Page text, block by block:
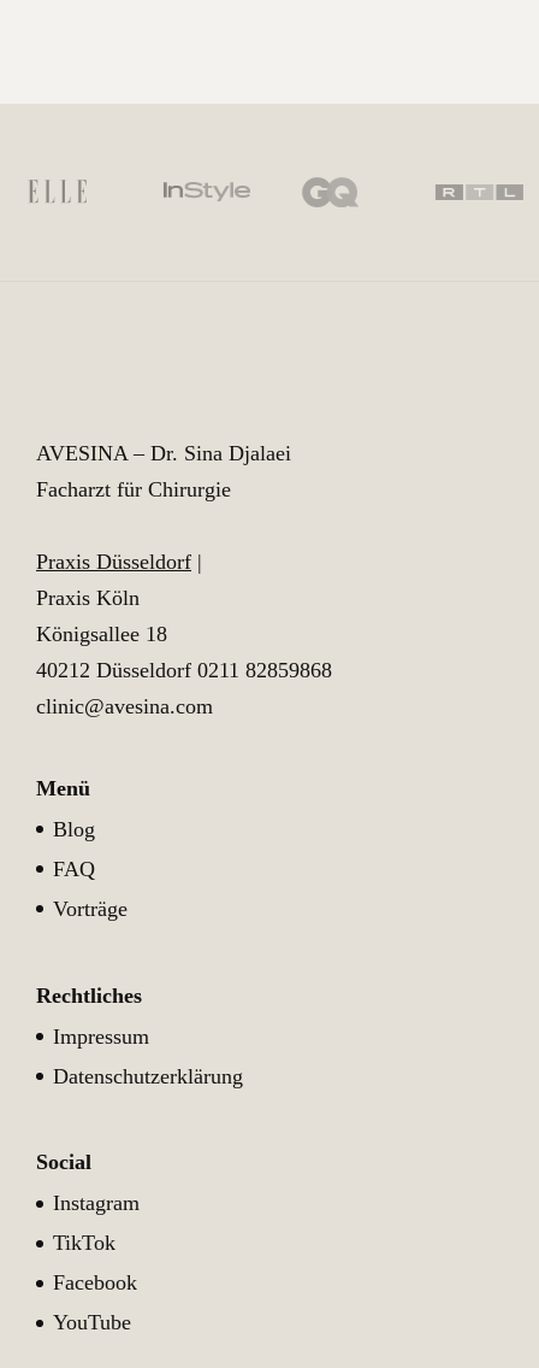
AVESINA – Dr. Sina Djalaei
Facharzt für Chirurgie
Praxis Düsseldorf |
Praxis Köln
Königsallee 18
40212 Düsseldorf 0211 82859868
clinic@avesina.com
Menü
Blog
FAQ
Vorträge
Rechtliches
Impressum
Datenschutzerklärung
Social
Instagram
TikTok
Facebook
YouTube